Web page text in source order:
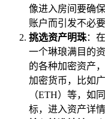
像进入房间要确
账户而引发不必要
挑选资产明珠：
一个琳琅满目的
的各种加密资产
加密货币，比如
（ETH）等，如
标，进入资产详